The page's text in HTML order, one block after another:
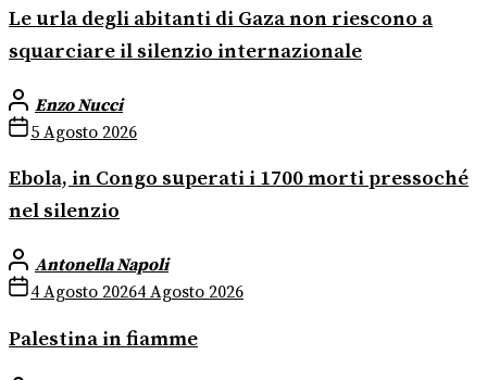
Le urla degli abitanti di Gaza non riescono a
squarciare il silenzio internazionale
Enzo Nucci
5 Agosto 2026
Ebola, in Congo superati i 1700 morti pressoché
nel silenzio
Antonella Napoli
4 Agosto 20264 Agosto 2026
Palestina in fiamme